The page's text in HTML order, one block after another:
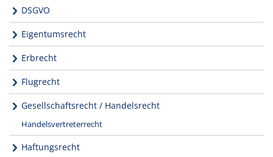
DSGVO
Eigentumsrecht
Erbrecht
Flugrecht
Gesellschaftsrecht / Handelsrecht
Handelsvertreterrecht
Haftungsrecht